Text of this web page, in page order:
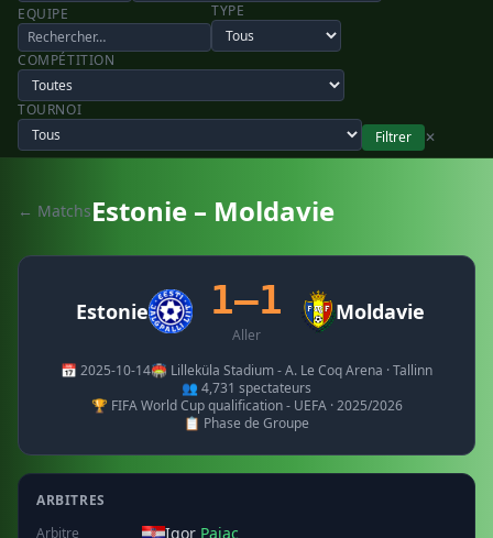
EQUIPE TYPE
COMPÉTITION
TOURNOI
Filtrer
✕
← MatchsEstonie – Moldavie
Estonie 1–1
Aller
Moldavie
📅 2025-10-14🏟️ Lilleküla Stadium - A. Le Coq Arena · Tallinn
👥 4,731 spectateurs
🏆 FIFA World Cup qualification - UEFA · 2025/2026
📋 Phase de Groupe
ARBITRES
Arbitre
Igor Pajac